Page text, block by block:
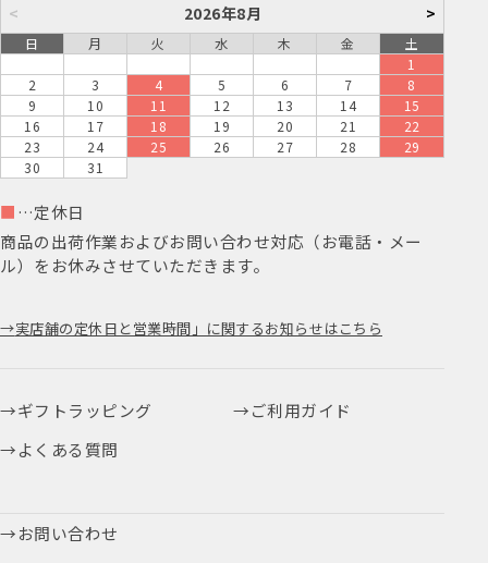
< 2026年8月 >
日 月 火 水 木 金
土
1
2
3 4 5 6 7
8
9
10 11 12 13 14
15
16
17 18 19 20 21
22
23
24 25 26 27 28
29
30
31
■ …定休日
商品の出荷作業およびお問い合わせ対応（お電話・メー
ル）をお休みさせていただきます。
実店舗の定休日と営業時間」に関するお知らせはこちら
ギフトラッピング
ご利用ガイド
よくある質問
お問い合わせ